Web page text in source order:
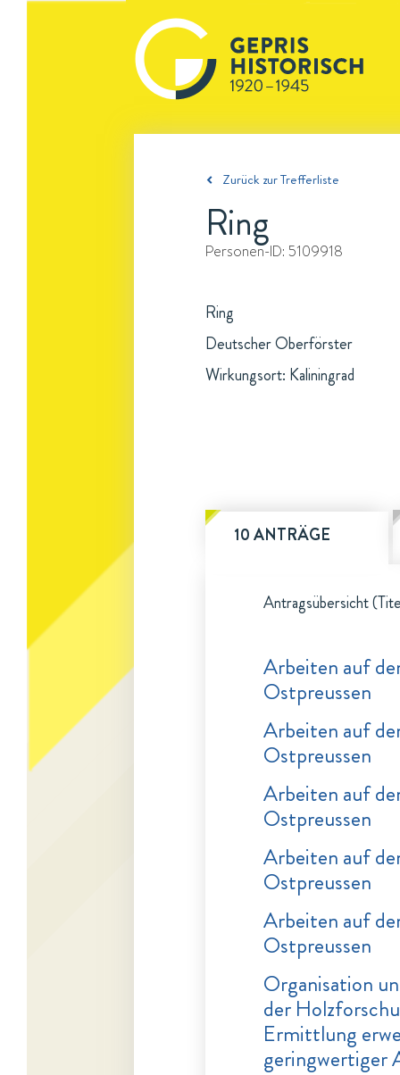
Zurück zur Trefferliste
Ring
Personen-ID: 5109918
Ring
Deutscher Oberförster
Wirkungsort: Kaliningrad
10 ANTRÄGE
Antragsübersicht
Arbeiten auf
Ostpreussen
Arbeiten auf
Ostpreussen
Arbeiten auf
Ostpreussen
Arbeiten auf
Ostpreussen
Arbeiten auf
Ostpreussen
Organisation
der
Ermittlung
geringwertiger